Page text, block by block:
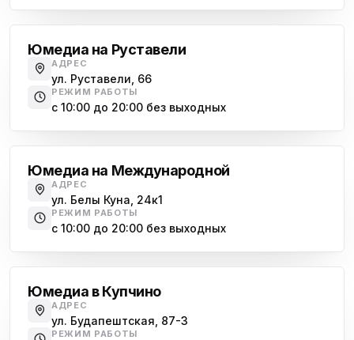
Юмедиа на Руставели
АДРЕС
ул. Руставели, 66
РЕЖИМ РАБОТЫ
с 10:00 до 20:00 без выходных
Юмедиа на Международной
АДРЕС
ул. Белы Куна, 24к1
РЕЖИМ РАБОТЫ
с 10:00 до 20:00 без выходных
Юмедиа в Купчино
АДРЕС
ул. Будапештская, 87-3
РЕЖИМ РАБОТЫ